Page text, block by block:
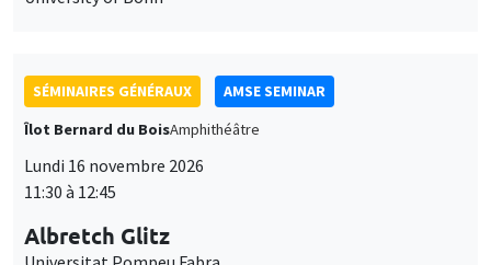
SÉMINAIRES GÉNÉRAUX
AMSE SEMINAR
Îlot Bernard du Bois
Amphithéâtre
Lundi 16 novembre 2026
11:30 à 12:45
Albretch Glitz
Universitat Pompeu Fabra